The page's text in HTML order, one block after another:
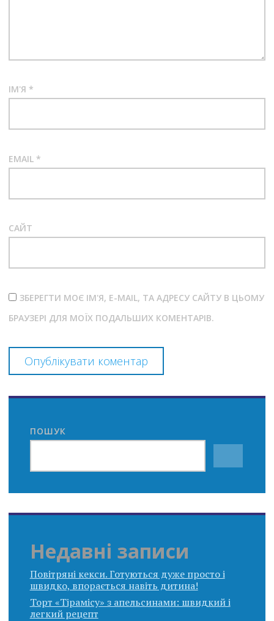
ІМ'Я *
EMAIL *
САЙТ
ЗБЕРЕГТИ МОЄ ІМ'Я, E-MAIL, ТА АДРЕСУ САЙТУ В ЦЬОМУ
БРАУЗЕРІ ДЛЯ МОЇХ ПОДАЛЬШИХ КОМЕНТАРІВ.
ПОШУК
Недавні записи
Повітряні кекси. Готуються дуже просто і
швидко, впорається навіть дитина!
Торт «Тірамісу» з апельсинами: швидкий і
легкий рецепт